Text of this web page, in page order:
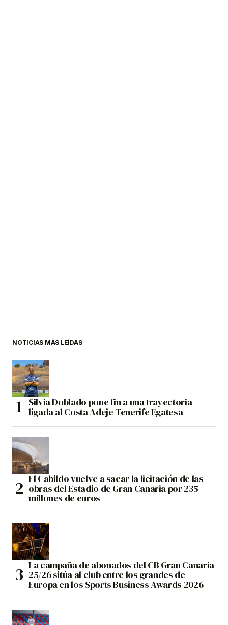
NOTICIAS MÁS LEÍDAS
Silvia Doblado pone fin a una trayectoria
ligada al Costa Adeje Tenerife Egatesa
El Cabildo vuelve a sacar la licitación de las
obras del Estadio de Gran Canaria por 235
millones de euros
La campaña de abonados del CB Gran Canaria
25/26 sitúa al club entre los grandes de
Europa en los Sports Business Awards 2026